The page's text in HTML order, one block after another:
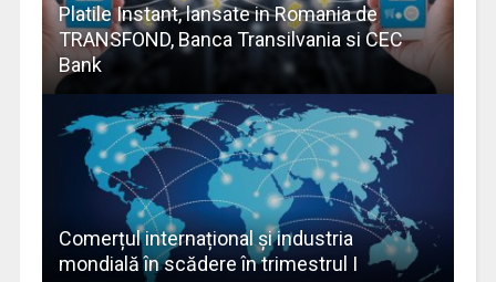
Platile Instant, lansate in Romania de
TRANSFOND, Banca Transilvania si CEC
Bank
Comerțul internațional și industria
mondială în scădere în trimestrul I